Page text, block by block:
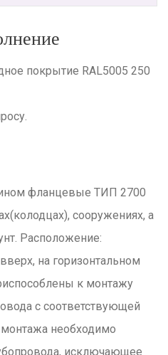
покрытие RAL5005 250
фланцевые ТИП 2700
сооружениях, а
Расположение:
на горизонтальном
к монтажу
с соответствующей
необходимо
исключающее